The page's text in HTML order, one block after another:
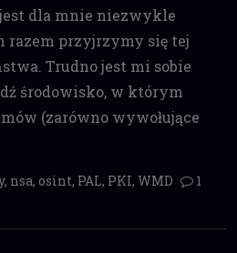
dla mnie niezwykle
razem przyjrzymy się tej
Trudno jest mi sobie
środowisko, w którym
(zarówno wywołujące
, nsa, osint, PAL, PKI, WMD
1